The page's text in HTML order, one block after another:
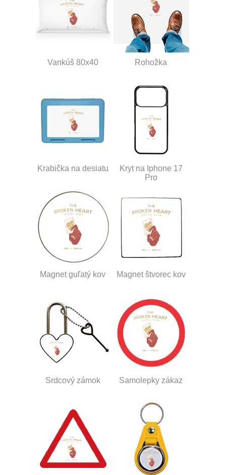
Vankúš 80x40 Rohožka
Krabička na desiatu
Kryt na Iphone 17
Pro
Magnet guľatý kov Magnet štvorec kov
Srdcový zámok Samolepky zákaz